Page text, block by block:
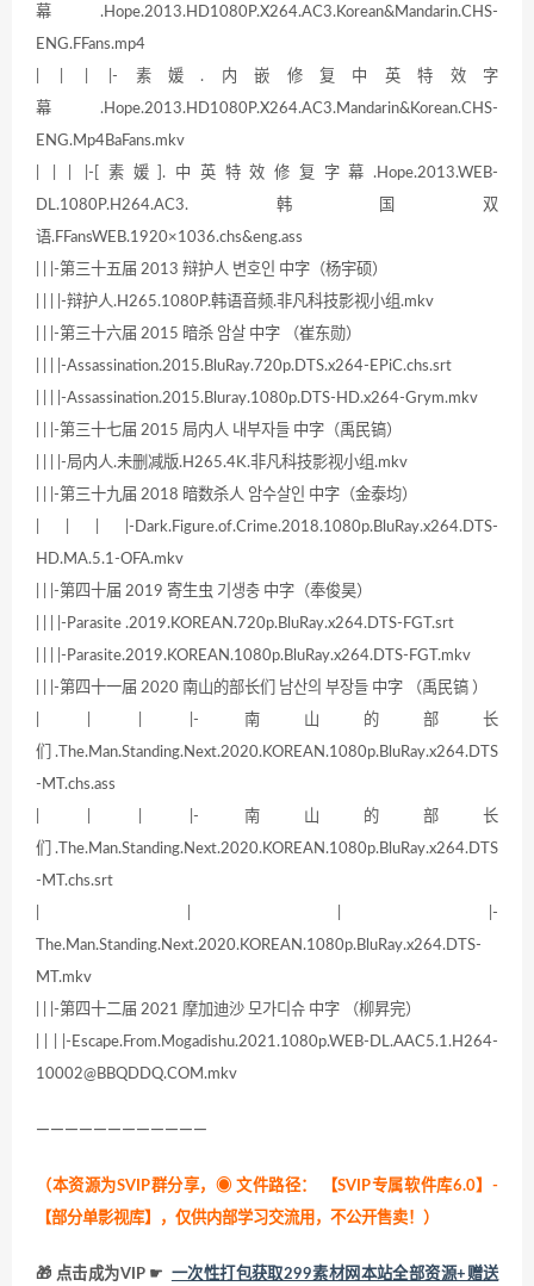
幕.Hope.2013.HD1080P.X264.AC3.Korean&Mandarin.CHS-
ENG.FFans.mp4
| | | |-素媛.内嵌修复中英特效字
幕.Hope.2013.HD1080P.X264.AC3.Mandarin&Korean.CHS-
ENG.Mp4BaFans.mkv
| | | |-[素媛].中英特效修复字幕.Hope.2013.WEB-
DL.1080P.H264.AC3.韩国双
语.FFansWEB.1920×1036.chs&eng.ass
| | |-第三十五届 2013 辩护人 변호인 中字（杨宇硕）
| | | |-辩护人.H265.1080P.韩语音频.非凡科技影视小组.mkv
| | |-第三十六届 2015 暗杀 암살 中字 （崔东勋）
| | | |-Assassination.2015.BluRay.720p.DTS.x264-EPiC.chs.srt
| | | |-Assassination.2015.Bluray.1080p.DTS-HD.x264-Grym.mkv
| | |-第三十七届 2015 局内人 내부자들 中字（禹民镐）
| | | |-局内人.未删减版.H265.4K.非凡科技影视小组.mkv
| | |-第三十九届 2018 暗数杀人 암수살인 中字（金泰均）
| | | |-Dark.Figure.of.Crime.2018.1080p.BluRay.x264.DTS-
HD.MA.5.1-OFA.mkv
| | |-第四十届 2019 寄生虫 기생충 中字（奉俊昊）
| | | |-Parasite .2019.KOREAN.720p.BluRay.x264.DTS-FGT.srt
| | | |-Parasite.2019.KOREAN.1080p.BluRay.x264.DTS-FGT.mkv
| | |-第四十一届 2020 南山的部长们 남산의 부장들 中字 （禹民镐 ）
| | | |-南山的部长
们.The.Man.Standing.Next.2020.KOREAN.1080p.BluRay.x264.DTS
-MT.chs.ass
| | | |-南山的部长
们.The.Man.Standing.Next.2020.KOREAN.1080p.BluRay.x264.DTS
-MT.chs.srt
| | | |-
The.Man.Standing.Next.2020.KOREAN.1080p.BluRay.x264.DTS-
MT.mkv
| | |-第四十二届 2021 摩加迪沙 모가디슈 中字 （柳昇完）
| | | |-Escape.From.Mogadishu.2021.1080p.WEB-DL.AAC5.1.H264-
10002@BBQDDQ.COM.mkv
————————————
（本资源为SVIP群分享， ◉ 文件路径： 【SVIP专属软件库6.0】-
【部分单影视库】，仅供内部学习交流用，不公开售卖！ ）
🎁 点击成为VIP ☛ 一次性打包获取299素材网本站全部资源+赠送